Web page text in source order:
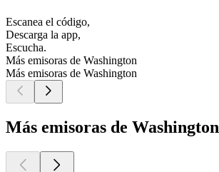
Escanea el código,
Descarga la app,
Escucha.
Más emisoras de Washington
Más emisoras de Washington
Más emisoras de Washington